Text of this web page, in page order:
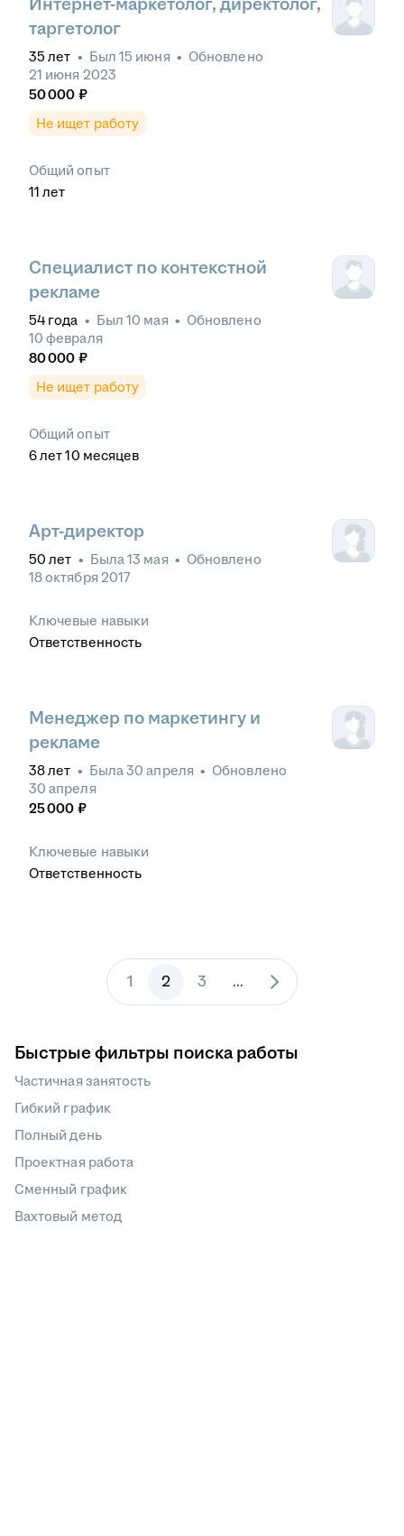
Интернет-маркетолог, директолог,
таргетолог
35 лет • Был 15 июня • Обновлено
21 июня 2023
50 000 ₽
Не ищет работу
Общий опыт
11 лет
Специалист по контекстной
рекламе
54 года • Был 10 мая • Обновлено
10 февраля
80 000 ₽
Не ищет работу
Общий опыт
6лет 10 месяцев
Арт-директор
50 лет • Была13 мая • Обновлено
18 октября 2017
Ключевые навыки
Ответственность
Менеджер по маркетингу и
рекламе
38лет • Была30 апреля • Обновлено
30 апреля
25 000 ₽
Ключевые навыки
Ответственность
1 2 3 ...
Быстрые фильтры поиска работы
Частичная занятость
Гибкий график
Полный день
Проектная работа
Сменный график
Вахтовый метод